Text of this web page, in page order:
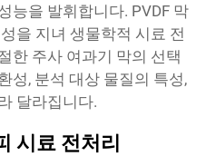
능을 발휘합니다. PVDF 막
을 지녀 생물학적 시료 전
한 주사 여과기 막의 선택
성, 분석 대상 물질의 특성,
달라집니다.
시료 전처리